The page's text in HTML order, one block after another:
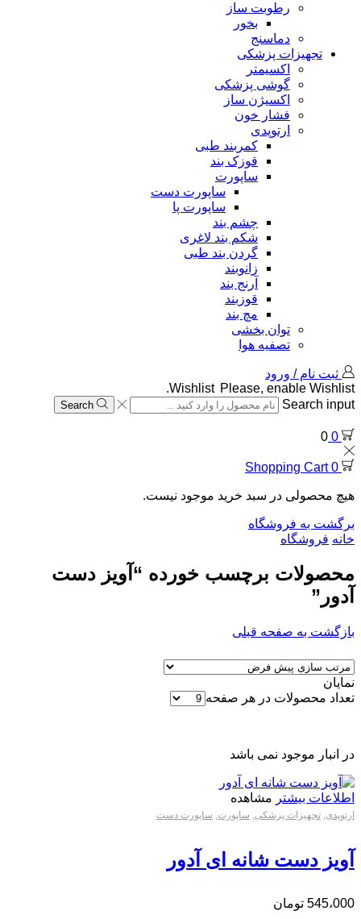
رطوبت ساز
بخور
دماسنج
تجهیزات پزشکی
اکسیمتر
گوشی پزشکی
اکسیژن ساز
فشار خون
ارتوپدی
کمربند طبی
قوزک بند
ساپورت
ساپورت دست
ساپورت پا
چشم بند
شکم بند لاغری
گردن بند طبی
زانوبند
آرنج بند
قوزبند
مچ بند
توان بخشی
تصفیه هوا
ثبت نام / ورود
Wishlist Please, enable Wishlist.
Search input
Search
0
0
0
Shopping Cart
هیچ محصولی در سبد خرید موجود نیست.
برگشت به فروشگاه
خانه فروشگاه
محصولات برچسب خورده “آویز دست
آدور”
بازگشت به صفحه قبلی
نمایان
تعداد محصولات در هر صفحه
در انبار موجود نمی باشد
اطلاعات بیشتر مشاهده
ارتوپدی, تجهیزات پزشکی, ساپورت, ساپورت دست
آویز دست شانه ای آدور
545،000 تومان